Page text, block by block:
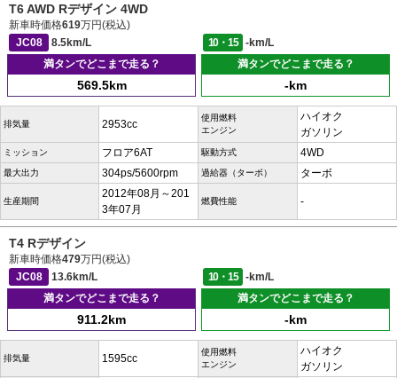
T6 AWD Rデザイン 4WD
新車時価格619万円(税込)
JC08
8.5km/L 10・15
-km/L
満タンでどこまで走る？
569.5km
満タンでどこまで走る？
-km
排気量 2953cc
使用燃料
エンジン
ハイオク
ガソリン
ミッション フロア6AT 駆動方式 4WD
最大出力 304ps/5600rpm 過給器（ターボ） ターボ
生産期間
2012年08月～201
3年07月
燃費性能 -
T4 Rデザイン
新車時価格479万円(税込)
JC08
13.6km/L 10・15
-km/L
満タンでどこまで走る？
911.2km
満タンでどこまで走る？
-km
排気量 1595cc
使用燃料
エンジン
ハイオク
ガソリン